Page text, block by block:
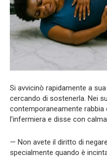
Si avvicinò rapidamente a
cercando di sostenerla. Nei
contemporaneamente rabbia
l’infermiera e disse con
— Non avete il diritto di
specialmente quando è